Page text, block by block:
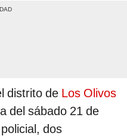
distrito de Los Olivos
del sábado 21 de
dos